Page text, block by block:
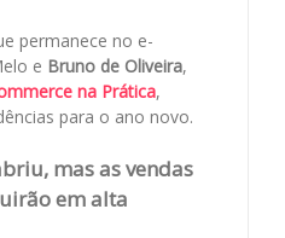
permanece no e-
e Bruno de Oliveira,
na Prática,
para o ano novo.
mas as vendas
em alta